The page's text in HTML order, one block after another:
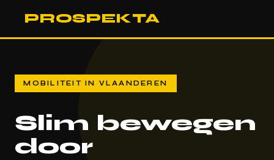
PROSPEKTA
MOBILITEIT IN VLAANDEREN
Slim bewegen
door